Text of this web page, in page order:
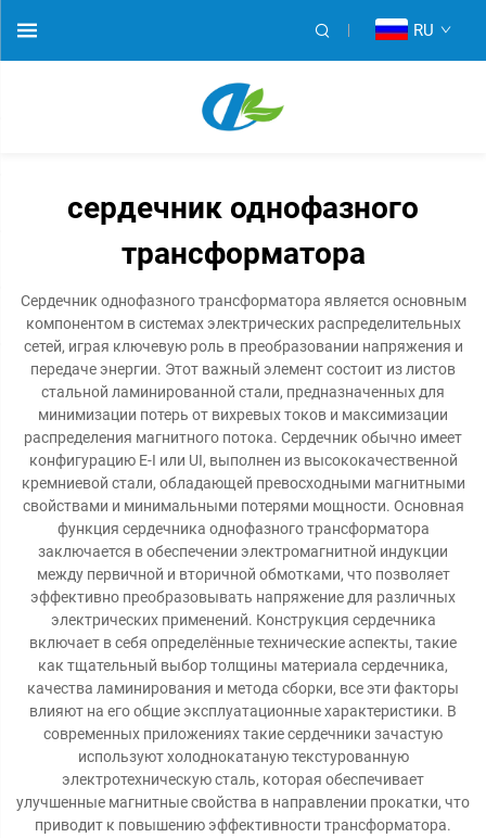
RU
сердечник однофазного
трансформатора
Сердечник однофазного трансформатора является основным
компонентом в системах электрических распределительных
сетей, играя ключевую роль в преобразовании напряжения и
передаче энергии. Этот важный элемент состоит из листов
стальной ламинированной стали, предназначенных для
минимизации потерь от вихревых токов и максимизации
распределения магнитного потока. Сердечник обычно имеет
конфигурацию E-I или UI, выполнен из высококачественной
кремниевой стали, обладающей превосходными магнитными
свойствами и минимальными потерями мощности. Основная
функция сердечника однофазного трансформатора
заключается в обеспечении электромагнитной индукции
между первичной и вторичной обмотками, что позволяет
эффективно преобразовывать напряжение для различных
электрических применений. Конструкция сердечника
включает в себя определённые технические аспекты, такие
как тщательный выбор толщины материала сердечника,
качества ламинирования и метода сборки, все эти факторы
влияют на его общие эксплуатационные характеристики. В
современных приложениях такие сердечники зачастую
используют холоднокатаную текстурованную
электротехническую сталь, которая обеспечивает
улучшенные магнитные свойства в направлении прокатки, что
приводит к повышению эффективности трансформатора.